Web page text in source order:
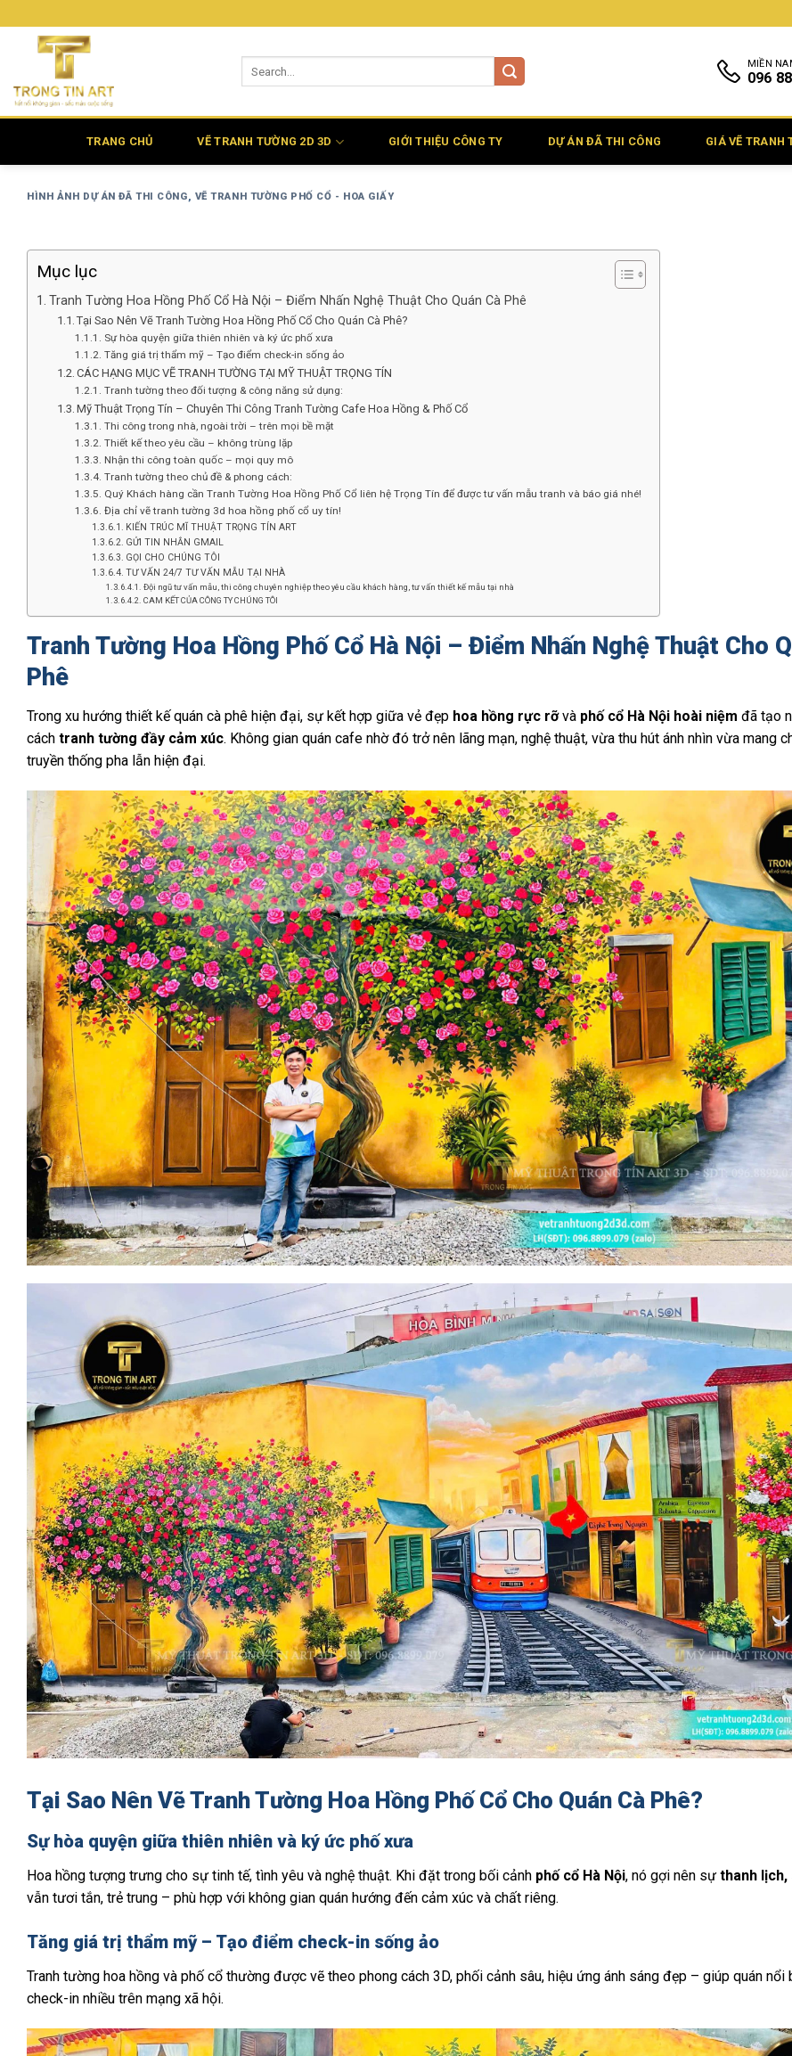
qua
MIỀN
096
TRANG CHỦ VẼ TRANH TƯỜNG 2D 3D GIỚI THIỆU CÔNG TY DỰ ÁN ĐÃ THI CÔNG GIÁ VẼ TRANH
HÌNH ẢNH DỰ ÁN ĐÃ THI CÔNG, VẼ TRANH TƯỜNG PHỐ CỔ - HOA GIẤY
Mục lục
Tranh Tường Hoa Hồng Phố Cổ Hà Nội – Điểm Nhấn Nghệ Thuật Cho Quán Cà Phê
Tại Sao Nên Vẽ Tranh Tường Hoa Hồng Phố Cổ Cho Quán Cà Phê?
Sự hòa quyện giữa thiên nhiên và ký ức phố xưa
Tăng giá trị thẩm mỹ – Tạo điểm check-in sống ảo
CÁC HẠNG MỤC VẼ TRANH TƯỜNG TẠI MỸ THUẬT TRỌNG TÍN
Tranh tường theo đối tượng & công năng sử dụng:
Mỹ Thuật Trọng Tín – Chuyên Thi Công Tranh Tường Cafe Hoa Hồng & Phố Cổ
Thi công trong nhà, ngoài trời – trên mọi bề mặt
Thiết kế theo yêu cầu – không trùng lặp
Nhận thi công toàn quốc – mọi quy mô
Tranh tường theo chủ đề & phong cách:
Quý Khách hàng cần Tranh Tường Hoa Hồng Phố Cổ liên hệ Trọng Tín để được tư vấn mẫu tranh và báo giá nhé!
Địa chỉ vẽ tranh tường 3d hoa hồng phố cổ uy tín!
KIẾN TRÚC MĨ THUẬT TRỌNG TÍN ART
GỬI TIN NHẮN GMAIL
GỌI CHO CHÚNG TÔI
TƯ VẤN 24/7 TƯ VẤN MẪU TẠI NHÀ
Đội ngũ tư vấn mẫu, thi công chuyên nghiệp theo yêu cầu khách hàng, tư vấn thiết kế mẫu tại nhà
CAM KẾT CỦA CÔNG TY CHÚNG TÔI
Tranh Tường Hoa Hồng Phố Cổ Hà Nội – Điểm Nhấn Nghệ Thuật Cho
Phê
Trong xu hướng thiết kế quán cà phê hiện đại, sự kết hợp giữa vẻ đẹp hoa hồng rực rỡvà phố cổ Hà Nội hoài niệm đã tạo
cách tranh tường đầy cảm xúc. Không gian quán cafe nhờ đó trở nên lãng mạn, nghệ thuật, vừa thu hút ánh nhìn vừa mang
truyền thống pha lẫn hiện đại.
Tại Sao Nên Vẽ Tranh Tường Hoa Hồng Phố Cổ Cho Quán Cà Phê?
Sự hòa quyện giữa thiên nhiên và ký ức phố xưa
Hoa hồng tượng trưng cho sự tinh tế, tình yêu và nghệ thuật. Khi đặt trong bối cảnh phố cổ Hà Nội, nó gợi nên sự thanh lịch,
vẫn tươi tắn, trẻ trung – phù hợp với không gian quán hướng đến cảm xúc và chất riêng.
Tăng giá trị thẩm mỹ – Tạo điểm check-in sống ảo
Tranh tường hoa hồng và phố cổ thường được vẽ theo phong cách 3D, phối cảnh sâu, hiệu ứng ánh sáng đẹp – giúp quán nổi
check-in nhiều trên mạng xã hội.